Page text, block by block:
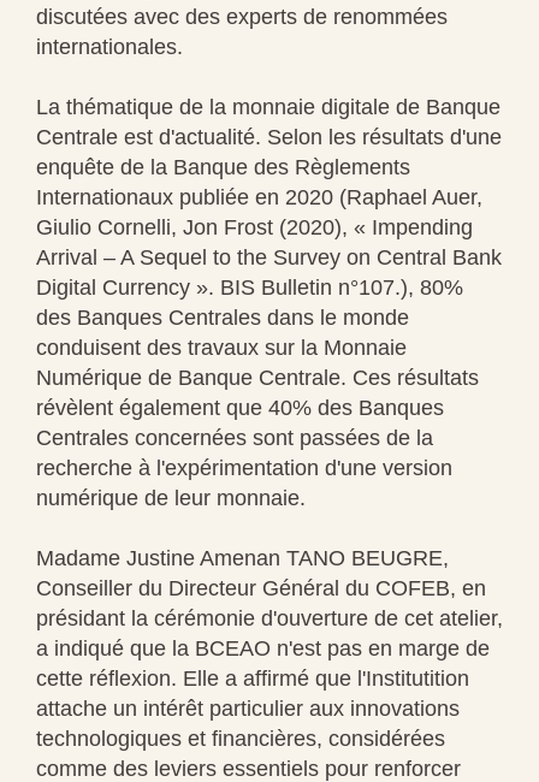
discutées avec des experts de renommées
internationales.
La thématique de la monnaie digitale de Banque
Centrale est d'actualité. Selon les résultats d'une
enquête de la Banque des Règlements
Internationaux publiée en 2020 (Raphael Auer,
Giulio Cornelli, Jon Frost (2020), « Impending
Arrival – A Sequel to the Survey on Central Bank
Digital Currency ». BIS Bulletin n°107.), 80%
des Banques Centrales dans le monde
conduisent des travaux sur la Monnaie
Numérique de Banque Centrale. Ces résultats
révèlent également que 40% des Banques
Centrales concernées sont passées de la
recherche à l'expérimentation d'une version
numérique de leur monnaie.
Madame Justine Amenan TANO BEUGRE,
Conseiller du Directeur Général du COFEB, en
présidant la cérémonie d'ouverture de cet atelier,
a indiqué que la BCEAO n'est pas en marge de
cette réflexion. Elle a affirmé que l'Institutition
attache un intérêt particulier aux innovations
technologiques et financières, considérées
comme des leviers essentiels pour renforcer